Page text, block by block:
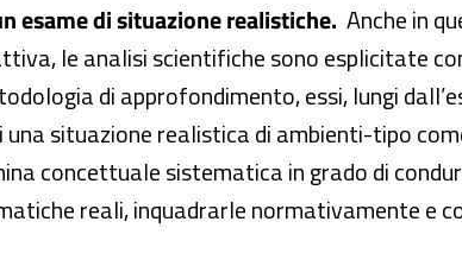
esame di situazione realistiche. Anche in
le analisi scientifiche sono esplicitate
di approfondimento, essi, lungi
una situazione realistica di ambienti-tipo
concettuale sistematica in grado di
reali, inquadrarle normativamente e